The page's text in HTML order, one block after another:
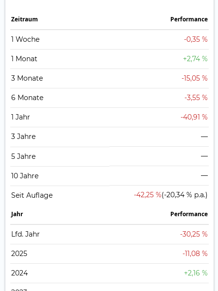
Zeit­raum Perfor­mance
1 Woche -0,35 %
1 Monat +2,74 %
3 Monate -15,05 %
6 Monate -3,55 %
1 Jahr -40,91 %
3 Jahre —
5 Jahre —
10 Jahre —
Seit Auflage -42,25 %(-20,34 % p.a.)
Jahr Perfor­mance
Lfd. Jahr -30,25 %
2025 -11,08 %
2024 +2,16 %